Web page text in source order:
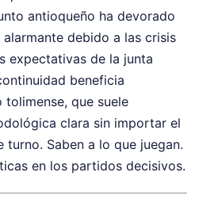
antioqueño ha devorado
debido a las crisis
expectativas de la junta
beneficia
que suele
clara sin importar el
Saben a lo que juegan.
en los partidos decisivos.